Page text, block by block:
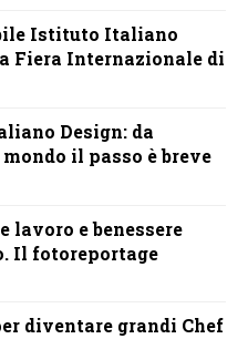
Istituto Italiano
Fiera Internazionale di
Design: da
il passo è breve
lavoro e benessere
Il fotoreportage
diventare grandi Chef